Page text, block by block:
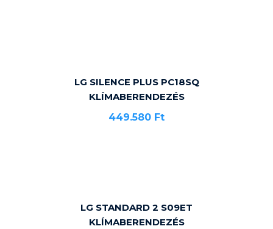
LG SILENCE PLUS PC18SQ
KLÍMABERENDEZÉS
449.580 Ft
LG STANDARD 2 S09ET
KLÍMABERENDEZÉS